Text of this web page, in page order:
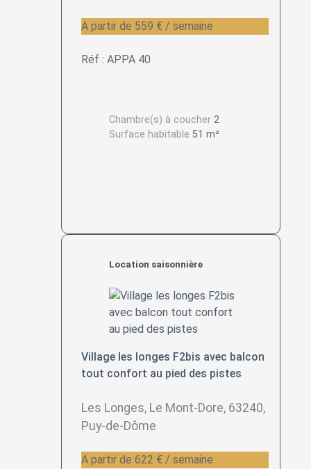
A partir de 559 € / semaine
Réf : APPA 40
Chambre(s) à coucher 2
Surface habitable 51 m²
Location saisonnière
Village les longes F2bis avec balcon
tout confort au pied des pistes
Les Longes, Le Mont-Dore, 63240,
Puy-de-Dôme
A partir de 622 € / semaine